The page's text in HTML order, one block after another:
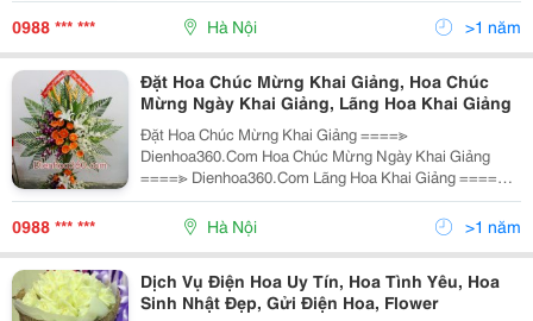
Dienhoa360.Com Chuyên Hoa Khai Trương ===≫ D
0988 *** *** Hà Nội >1 năm
Đặt Hoa Chúc Mừng Khai Giảng, Hoa Chúc
Mừng Ngày Khai Giảng, Lãng Hoa Khai Giảng
Đặt Hoa Chúc Mừng Khai Giảng ====≫
Dienhoa360.Com Hoa Chúc Mừng Ngày Khai Giảng
====≫ Dienhoa360.Com Lãng Hoa Khai Giảng ====≫
Dienhoa360.Com Điên Hoa Chúc Mừng Ngày Khai
Giảng ====≫ Dienhoa360.Com Điện Hoa Uy Tín ====≫
0988 *** *** Hà Nội >1 năm
Dịch Vụ Điện Hoa Uy Tín, Hoa Tình Yêu, Hoa
Sinh Nhật Đẹp, Gửi Điện Hoa, Flower